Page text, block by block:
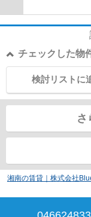
チェックした物
検討リストに
さ
湘南の賃貸｜株式会社